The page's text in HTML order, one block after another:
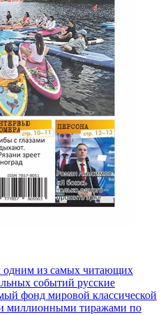
из самых читающих
событий русские
фонд мировой классической
миллионными тиражами по